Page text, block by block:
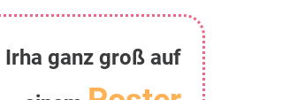
Irha ganz groß auf